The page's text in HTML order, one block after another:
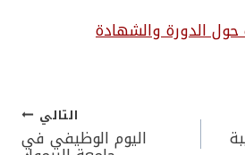
حول الدورة والشهادة
التالي
اليوم الوظيفي في